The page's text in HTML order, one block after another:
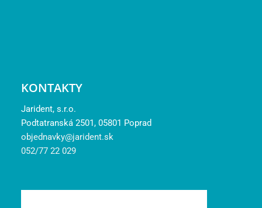
KONTAKTY
Jarident, s.r.o.
Podtatranská 2501, 05801 Poprad
objednavky@jarident.sk
052/77 22 029